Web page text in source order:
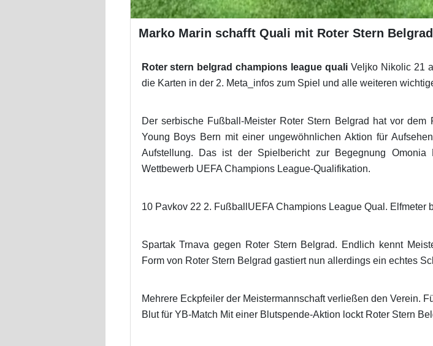
Marko Marin schafft Quali mit Roter Stern
Roter stern belgrad champions league quali Veljko Nikolic 21
die Karten in der 2. Meta_infos zum Spiel und alle weiteren
Der serbische Fußball-Meister Roter Stern Belgrad hat vor
Young Boys Bern mit einer ungewöhnlichen Aktion für
Aufstellung. Das ist der Spielbericht zur Begegnung
Wettbewerb UEFA Champions League-Qualifikation.
10 Pavkov 22 2. FußballUEFA Champions League Qual. Elfmeter
Spartak Trnava gegen Roter Stern Belgrad. Endlich kennt
Form von Roter Stern Belgrad gastiert nun allerdings ein echtes
Mehrere Eckpfeiler der Meistermannschaft verließen den Verein.
Blut für YB-Match Mit einer Blutspende-Aktion lockt Roter Stern